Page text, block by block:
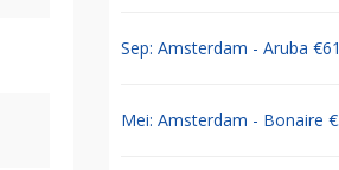
Sep: Amsterdam - Aruba
Mei: Amsterdam - Bonaire